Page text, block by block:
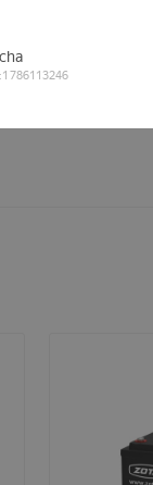
первым, кто
отзыв